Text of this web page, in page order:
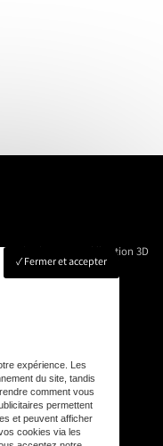
Suivi de chantier
Modélisation 3D
Fermer et accepter
expérience. Les
du site, tandis
comment vous
permettent
et peuvent afficher
cookies via les